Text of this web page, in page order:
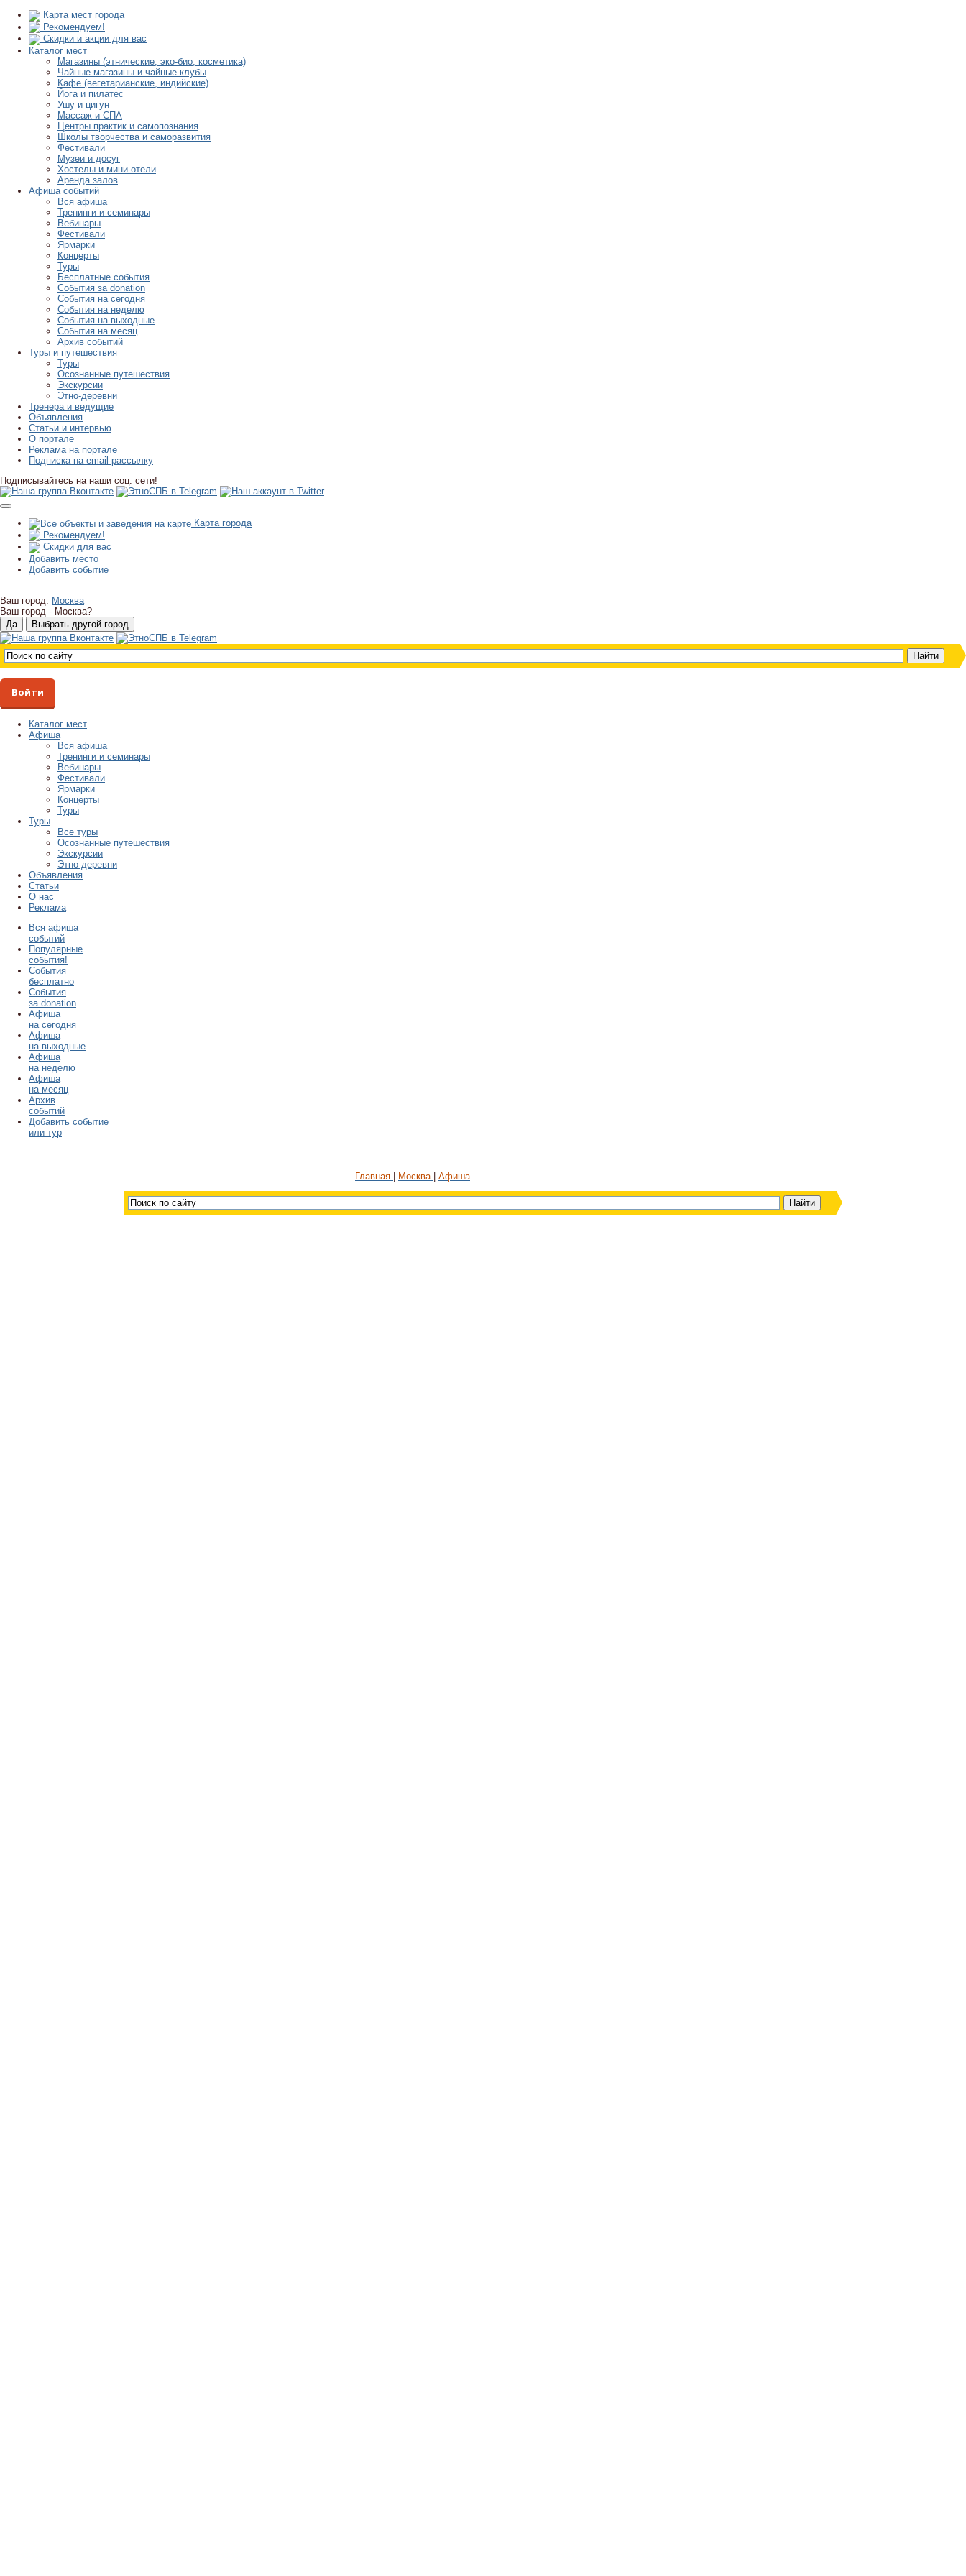
Карта мест города
Рекомендуем!
Скидки и акции для вас
Каталог мест
Магазины (этнические, эко-био, косметика)
Чайные магазины и чайные клубы
Кафе (вегетарианские, индийские)
Йога и пилатес
Ушу и цигун
Массаж и СПА
Центры практик и самопознания
Школы творчества и саморазвития
Фестивали
Музеи и досуг
Хостелы и мини-отели
Аренда залов
Афиша событий
Вся афиша
Тренинги и семинары
Вебинары
Фестивали
Ярмарки
Концерты
Туры
Бесплатные события
События за donation
События на сегодня
События на неделю
События на выходные
События на месяц
Архив событий
Туры и путешествия
Туры
Осознанные путешествия
Экскурсии
Этно-деревни
Тренера и ведущие
Объявления
Статьи и интервью
О портале
Реклама на портале
Подписка на email-рассылку
Подписывайтесь на наши соц. сети!
Карта города
Рекомендуем!
Скидки для вас
Добавить место
Добавить событие
Ваш город: Москва
Ваш город - Москва?
Войти
Каталог мест
Афиша
Вся афиша
Тренинги и семинары
Вебинары
Фестивали
Ярмарки
Концерты
Туры
Туры
Все туры
Осознанные путешествия
Экскурсии
Этно-деревни
Объявления
Статьи
О нас
Реклама
Вся афиша
событий
Популярные
события!
События
бесплатно
События
за donation
Афиша
на сегодня
Афиша
на выходные
Афиша
на неделю
Афиша
на месяц
Архив
событий
Добавить событие
или тур
Главная Москва Афиша